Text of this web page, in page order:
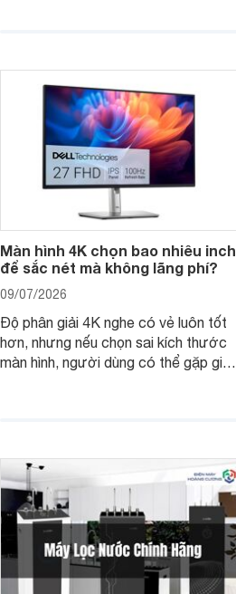
thay vì chỉ so sánh cấu hình trên giấy.
Màn hình 4K chọn bao nhiêu inch
để sắc nét mà không lãng phí?
09/07/2026
Độ phân giải 4K nghe có vẻ luôn tốt
hơn, nhưng nếu chọn sai kích thước
màn hình, người dùng có thể gặp giao